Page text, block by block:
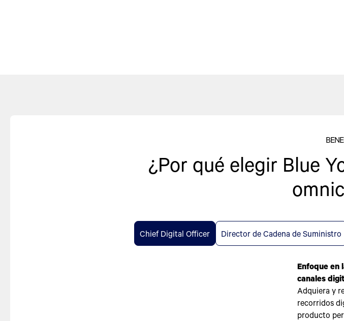
¿Por qué elegir Blue
Chief Digital Officer Director de Cadena de Suministro
Enfoque en
canales
Adquiera y
recorridos
producto